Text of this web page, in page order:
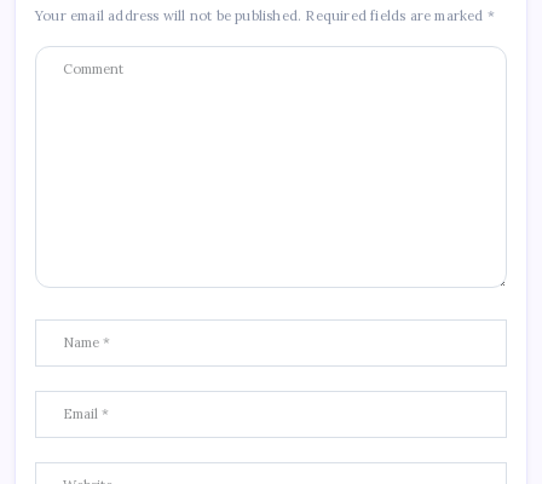
Your email address will not be published. Required fields are marked *